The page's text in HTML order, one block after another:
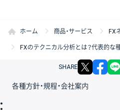
ホーム 商品・サービス FX
FXのテクニカル分析とは？代表的な
SHARE X
各種方針・規程・会社案内